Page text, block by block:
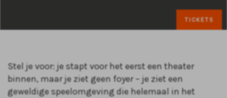
TICKETS
Stel je voor: je stapt voor het eerst een theater
binnen, maar je ziet geen foyer – je ziet een
geweldige speelomgeving die helemaal in het